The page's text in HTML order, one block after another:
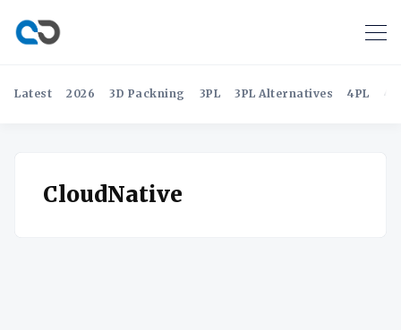
Latest 2026 3D Packning 3PL 3PL Alternatives 4PL
CloudNative